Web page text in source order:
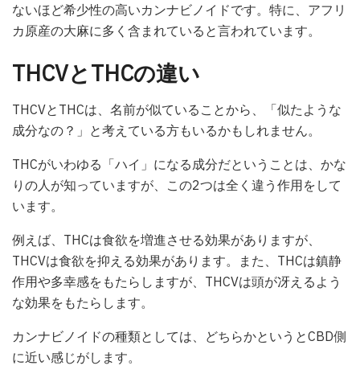
ないほど希少性の高いカンナビノイドです。特に、アフリ
カ原産の大麻に多く含まれていると言われています。
THCVとTHCの違い
THCVとTHCは、名前が似ていることから、「似たような
成分なの？」と考えている方もいるかもしれません。
THCがいわゆる「ハイ」になる成分だということは、かな
りの人が知っていますが、この2つは全く違う作用をして
います。
例えば、THCは食欲を増進させる効果がありますが、
THCVは食欲を抑える効果があります。また、THCは鎮静
作用や多幸感をもたらしますが、THCVは頭が冴えるよう
な効果をもたらします。
カンナビノイドの種類としては、どちらかというとCBD側
に近い感じがします。